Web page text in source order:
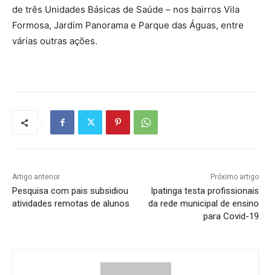
de três Unidades Básicas de Saúde – nos bairros Vila
Formosa, Jardim Panorama e Parque das Águas, entre
várias outras ações.
Artigo anterior
Pesquisa com pais subsidiou
atividades remotas de alunos
Próximo artigo
Ipatinga testa profissionais
da rede municipal de ensino
para Covid-19